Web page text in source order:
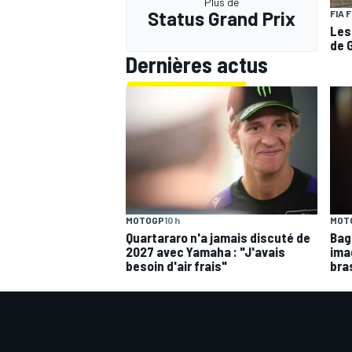
Status Grand Prix FIA
de
Dernières actus
MOTOGP10 h
Quartararo n'a jamais discuté de
2027 avec Yamaha : "J'avais
besoin d'air frais"